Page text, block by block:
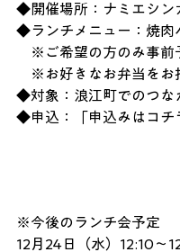
◆開催場所：ナミエシン
◆ランチメニュー：焼
※ご希望の方のみ事前
※お好きなお弁当をお
◆対象：浪江町でのつな
◆申込：「申込みはコチ
※今後のランチ会予定
12月24日（水）12:10～